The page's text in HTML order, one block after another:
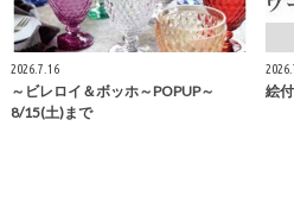
2026.7.16
～ビレロイ＆ボッホ～POPUP～
8/15(土)まで
絵